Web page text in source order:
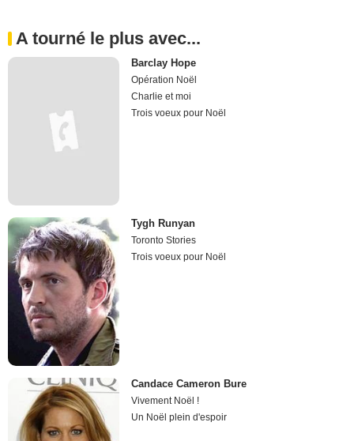
A tourné le plus avec...
Barclay Hope
Opération Noël
Charlie et moi
Trois voeux pour Noël
Tygh Runyan
Toronto Stories
Trois voeux pour Noël
Candace Cameron Bure
Vivement Noël !
Un Noël plein d'espoir